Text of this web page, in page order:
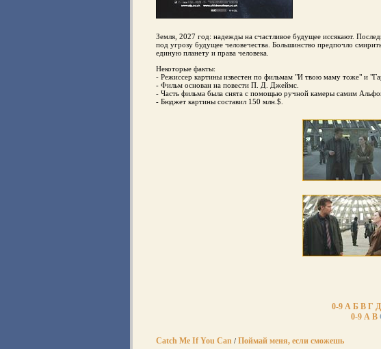
Земля, 2027 год: надежды на счастливое будущее иссякают.
под угрозу будущее человечества. Большинство предпочло
единую планету и права человека.
Некоторые факты:
- Режиссер картины известен по фильмам "И твою маму тоже" и
- Фильм основан на повести П. Д. Джеймс.
- Часть фильма была cнятa с помощью ручной камеры самим
- Бюджет картины составил 150 млн.$.
0-9 А Б В Г Д
0-9 A B
Catch Me If You Can / Поймай меня, если сможешь